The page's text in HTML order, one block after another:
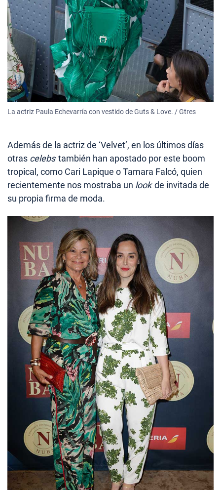
La actriz Paula Echevarría con vestido de Guts & Love. / Gtres
Además de la actriz de ‘Velvet’, en los últimos días
otras celebs también han apostado por este boom
tropical, como Cari Lapique o Tamara Falcó, quien
recientemente nos mostraba un lookde invitada de
su propia firma de moda.